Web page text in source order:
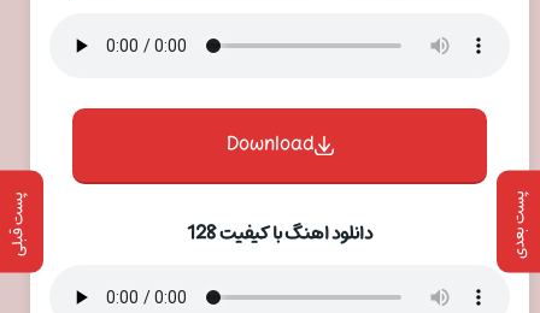
پست بعدی پست قبلی
Download
دانلود اهنگ با کیفیت 128